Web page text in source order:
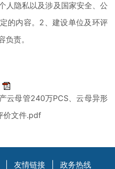
人隐私以及涉及国家安全、公
的内容。2、建设单位及环评
责。
云母管240万PCS、云母异形
价文件.pdf
友情链接 政务热线